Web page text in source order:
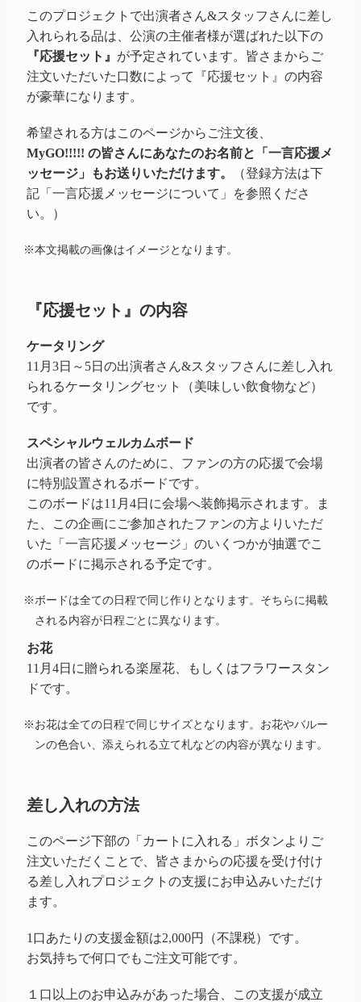
このプロジェクトで出演者さん&スタッフさんに差し
入れられる品は、公演の主催者様が選ばれた以下の
『応援セット』 が予定されています。皆さまからご
注文いただいた口数によって『応援セット』の内容
が豪華になります。
希望される方はこのページからご注文後、
MyGO!!!!! の皆さんにあなたのお名前と「一言応援メ
ッセージ」もお送りいただけます。
（登録方法は下
記「一言応援メッセージについて」を参照くださ
い。）
※本文掲載の画像はイメージとなります。
『応援セット』の内容
ケータリング
11月3日～5日の出演者さん&スタッフさんに差し入れ
られるケータリングセット（美味しい飲食物など）
です。
スペシャルウェルカムボード
出演者の皆さんのために、ファンの方の応援で会場
に特別設置されるボードです。
このボードは11月4日に会場へ装飾掲示されます。ま
た、この企画にご参加されたファンの方よりいただ
いた「一言応援メッセージ」のいくつかが抽選でこ
のボードに掲示される予定です。
※ボードは全ての日程で同じ作りとなります。そちらに掲載
される内容が日程ごとに異なります。
お花
11月4日に贈られる楽屋花、もしくはフラワースタン
ドです。
※お花は全ての日程で同じサイズとなります。お花やバルー
ンの色合い、添えられる立て札などの内容が異なります。
差し入れの方法
このページ下部の「カートに入れる」ボタンよりご
注文いただくことで、皆さまからの応援を受け付け
る差し入れプロジェクトの支援にお申込みいただけ
ます。
1口あたりの支援金額は2,000円（不課税）です。
お気持ちで何口でもご注文可能です。
１口以上のお申込みがあった場合、この支援が成立